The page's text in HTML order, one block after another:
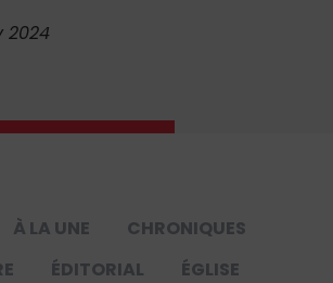
2024
À LA UNE
CHRONIQUES
ÉDITORIAL
ÉGLISE